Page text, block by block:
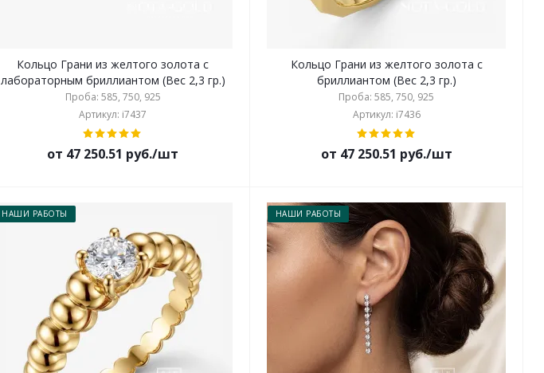
Кольцо Грани из желтого золота с
лабораторным бриллиантом (Вес 2,3 гр.)
Проба: 585, 750, 925
Артикул: i7437
от 47 250.51 руб./шт
Кольцо Грани из желтого золота с
бриллиантом (Вес 2,3 гр.)
Проба: 585, 750, 925
Артикул: i7436
от 47 250.51 руб./шт
НАШИ РАБОТЫ НАШИ РАБОТЫ